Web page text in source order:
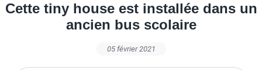
Cette tiny house est installée dans un
ancien bus scolaire
05 février 2021